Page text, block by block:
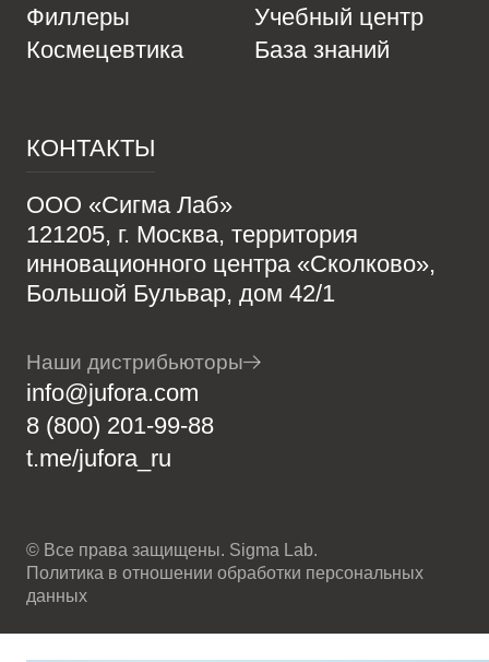
Филлеры
Космецевтика
Учебный центр
База знаний
КОНТАКТЫ
ООО «Сигма Лаб»
121205, г. Москва, территория
инновационного центра «Сколково»,
Большой Бульвар, дом 42/1
Наши дистрибьюторы
info@jufora.com
8 (800) 201-99-88
t.me/jufora_ru
© Все права защищены. Sigma Lab.
Политика в отношении обработки персональных
данных